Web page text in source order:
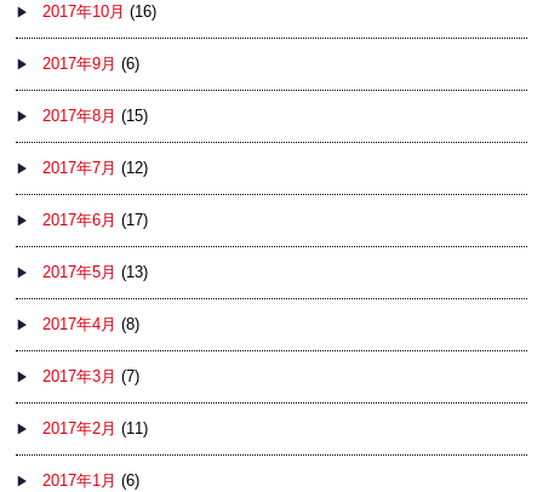
2017年10月 (16)
2017年9月 (6)
2017年8月 (15)
2017年7月 (12)
2017年6月 (17)
2017年5月 (13)
2017年4月 (8)
2017年3月 (7)
2017年2月 (11)
2017年1月 (6)